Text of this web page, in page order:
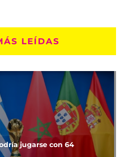
LEÍDAS
jugarse con 64